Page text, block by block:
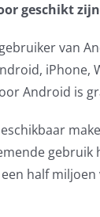
geschikt
van
iPhone,
Android is
half